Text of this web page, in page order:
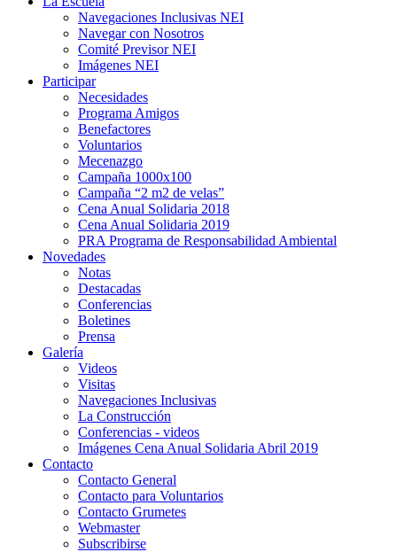
Navegaciones Inclusivas NEI
Navegar con Nosotros
Comité Previsor NEI
Imágenes NEI
Participar
Necesidades
Programa Amigos
Benefactores
Voluntarios
Mecenazgo
Campaña 1000x100
Campaña “2 m2 de velas”
Cena Anual Solidaria 2018
Cena Anual Solidaria 2019
PRA Programa de Responsabilidad Ambiental
Novedades
Notas
Destacadas
Conferencias
Boletines
Prensa
Galería
Videos
Visitas
Navegaciones Inclusivas
La Construcción
Conferencias - videos
Imágenes Cena Anual Solidaria Abril 2019
Contacto
Contacto General
Contacto para Voluntarios
Contacto Grumetes
Webmaster
Subscribirse